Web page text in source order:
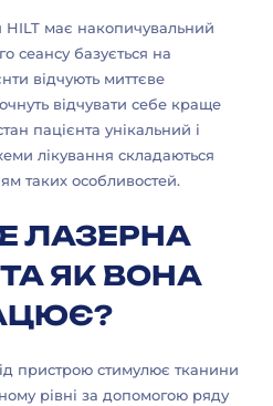
HILT має накопичувальний
сеансу базується на
відчують миттєве
відчувати себе краще
пацієнта унікальний і
лікування складаються
таких особливостей.
ЛАЗЕРНА
ТА ЯК ВОНА
пристрою стимулює тканини
рівні за допомогою ряду